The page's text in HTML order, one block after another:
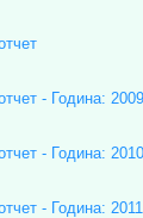
- Година:
- Година:
- Година: